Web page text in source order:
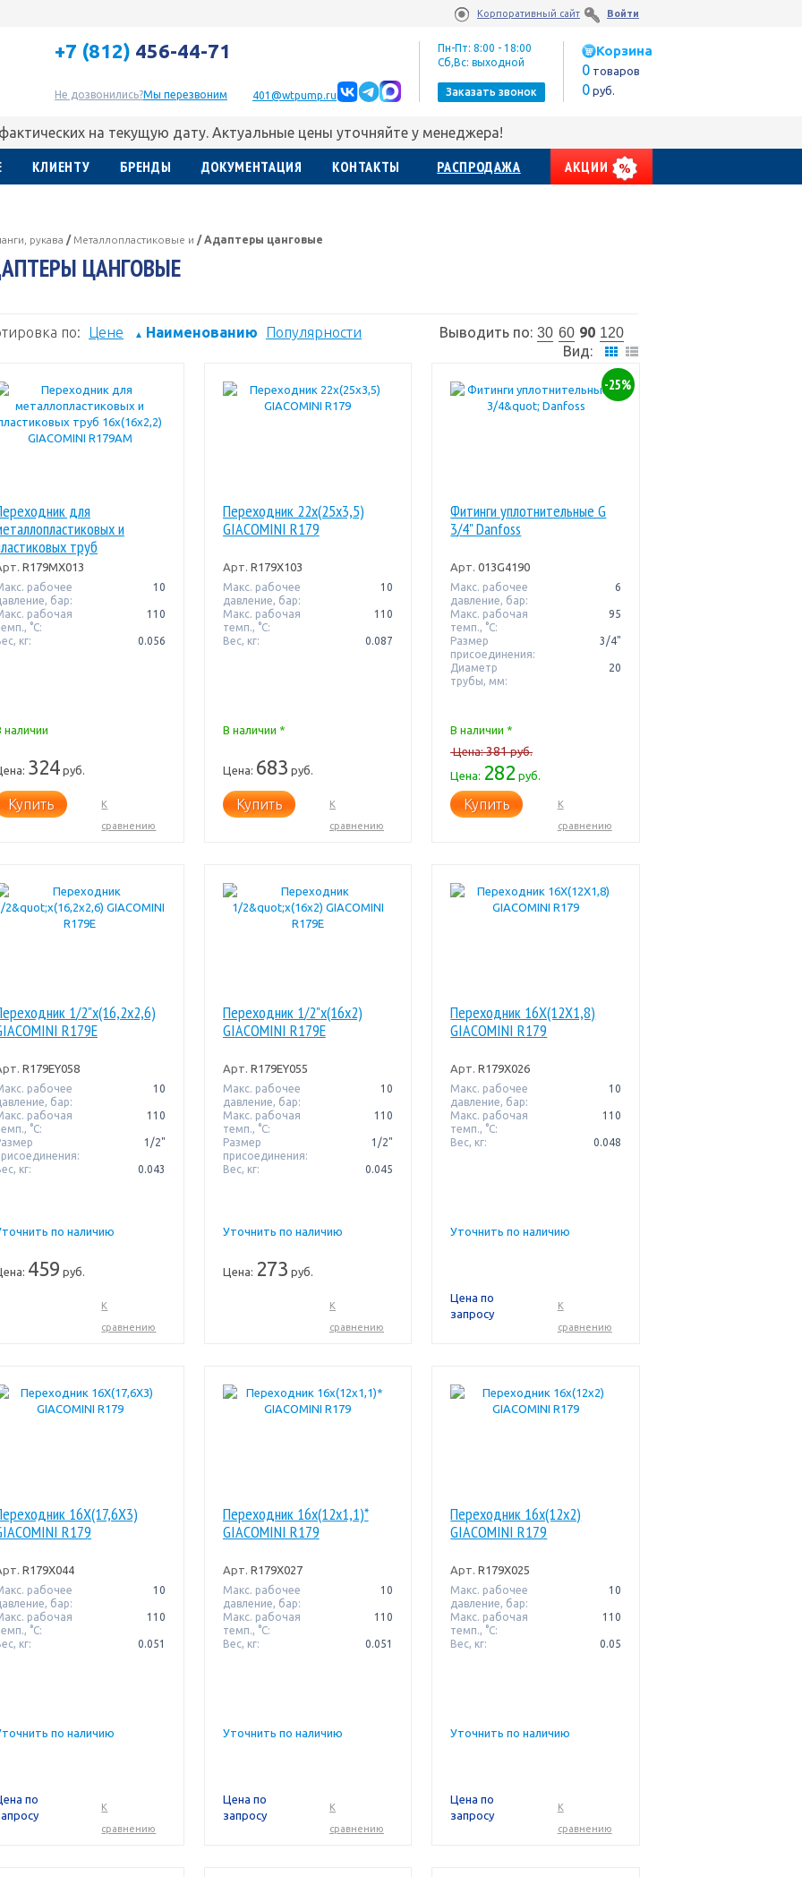
Корпоративный сайт Войти
+7 (812) 456-44-71
Не дозвонились?Мы перезвоним 401@wtpump.ru
Пн-Пт: 8:00 - 18:00
Сб,Вс: выходной
Заказать звонок
Корзина
0 товаров
0 руб.
на текущую дату. Актуальные цены уточняйте у менеджера!
КЛИЕНТУ БРЕНДЫ ДОКУМЕНТАЦИЯ КОНТАКТЫ РАСПРОДАЖА АКЦИИ
рукава / Металлопластиковые и /Адаптеры цанговые
ЦАНГОВЫЕ
по: Цене ▲ Наименованию Популярности Выводить по: 30 60 90 120
Вид:
для
и
труб
GIACOMINI
R179MX013
рабочее
бар:
10
рабочая
°С:
110
кг: 0.056
наличии
324 руб.
Купить
К
сравнению
Переходник 22x(25x3,5)
GIACOMINI R179
Арт. R179X103
Макс. рабочее
давление, бар:
10
Макс. рабочая
темп., °С:
110
Вес, кг: 0.087
В наличии *
Цена: 683 руб.
Купить
К
сравнению
-25%
Фитинги уплотнительные G
3/4" Danfoss
Арт. 013G4190
Макс. рабочее
давление, бар:
6
Макс. рабочая
темп., °С:
95
Размер
присоединения:
3/4"
Диаметр
трубы, мм:
20
В наличии *
Цена:381руб.
Цена: 282 руб.
Купить
К
сравнению
1/2"x(16,2x2,6)
R179E
R179EY058
рабочее
бар:
10
рабочая
°С:
110
1/2"
кг: 0.043
по наличию
459 руб.
К
сравнению
Переходник 1/2"x(16x2)
GIACOMINI R179E
Арт. R179EY055
Макс. рабочее
давление, бар:
10
Макс. рабочая
темп., °С:
110
Размер
присоединения:
1/2"
Вес, кг: 0.045
Уточнить по наличию
Цена: 273 руб.
К
сравнению
Переходник 16X(12X1,8)
GIACOMINI R179
Арт. R179X026
Макс. рабочее
давление, бар:
10
Макс. рабочая
темп., °С:
110
Вес, кг: 0.048
Уточнить по наличию
Цена по
запросу
К
сравнению
16X(17,6X3)
R179
R179X044
рабочее
бар:
10
рабочая
°С:
110
кг: 0.051
по наличию
по
К
сравнению
Переходник 16x(12x1,1)*
GIACOMINI R179
Арт. R179X027
Макс. рабочее
давление, бар:
10
Макс. рабочая
темп., °С:
110
Вес, кг: 0.051
Уточнить по наличию
Цена по
запросу
К
сравнению
Переходник 16x(12x2)
GIACOMINI R179
Арт. R179X025
Макс. рабочее
давление, бар:
10
Макс. рабочая
темп., °С:
110
Вес, кг: 0.05
Уточнить по наличию
Цена по
запросу
К
сравнению